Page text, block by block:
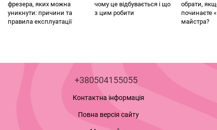
фрезера, яких можна
уникнути: причини та
правила експлуатації
чому це відбувається і що
з цим робити
обрати,
починаєте
майстра?
+380504155055
Контактна інформація
Повна версія сайту